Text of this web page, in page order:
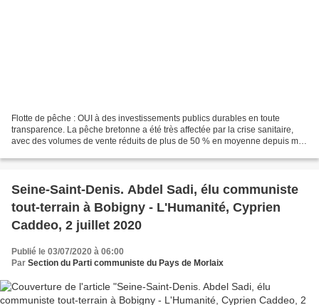
Flotte de pêche : OUI à des investissements publics durables en toute
transparence. La pêche bretonne a été très affectée par la crise sanitaire,
avec des volumes de vente réduits de plus de 50 % en moyenne depuis mi-
Seine-Saint-Denis. Abdel Sadi, élu communiste
tout-terrain à Bobigny - L'Humanité, Cyprien
Caddeo, 2 juillet 2020
Publié le 03/07/2020 à 06:00
Par Section du Parti communiste du Pays de Morlaix